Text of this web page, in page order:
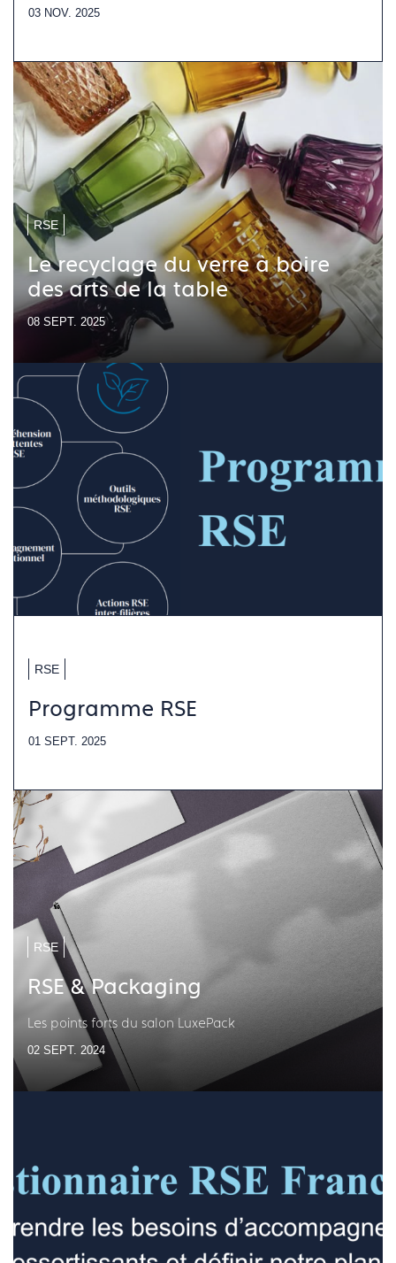
03 NOV. 2025
RSE
Le recyclage du verre à boire
des arts de la table
08 SEPT. 2025
RSE
Programme RSE
01 SEPT. 2025
RSE
RSE & Packaging
Les points forts du salon LuxePack
02 SEPT. 2024